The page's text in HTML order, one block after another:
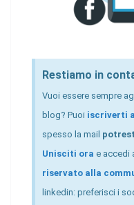
Restiamo in
Vuoi essere sempre
blog? Puoi iscriverti
spesso la mail
Unisciti ora e accedi
riservato alla
linkedin: preferisci i